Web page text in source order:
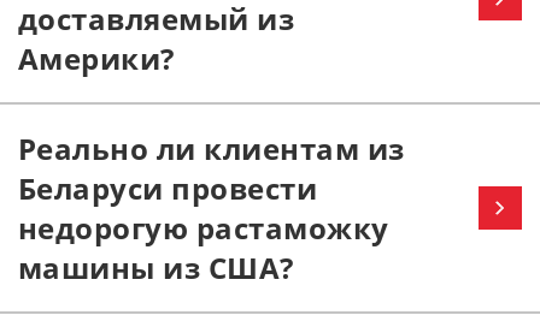
доставляемый из
Америки?
Реально ли клиентам из
Беларуси провести
недорогую растаможку
машины из США?